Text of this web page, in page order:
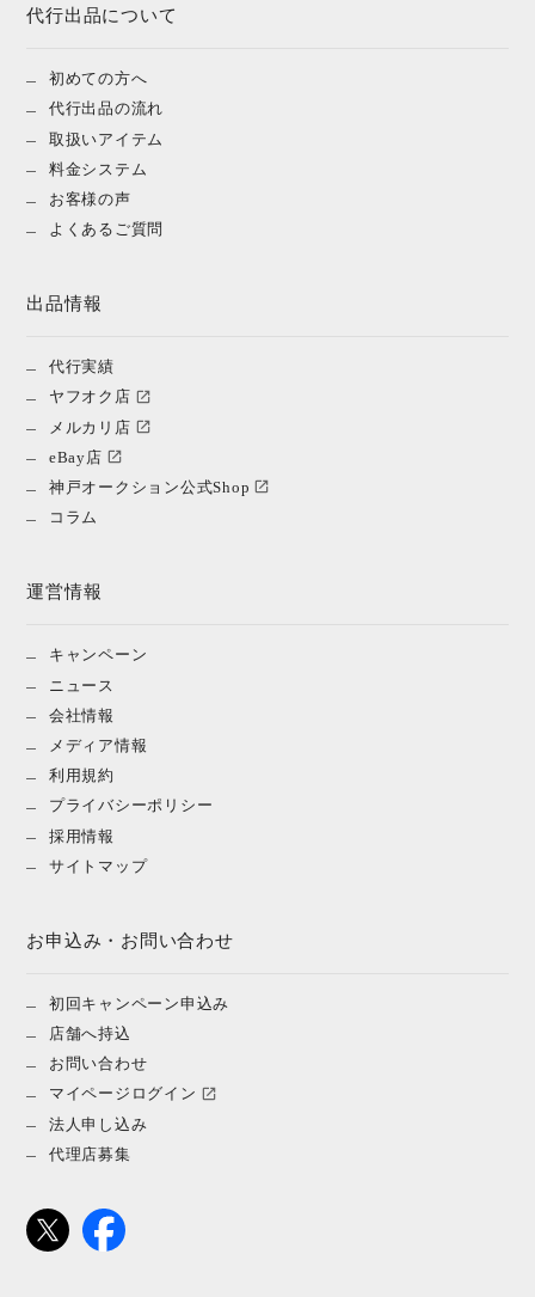
代行出品について
初めての方へ
代行出品の流れ
取扱いアイテム
料金システム
お客様の声
よくあるご質問
出品情報
代行実績
ヤフオク店
メルカリ店
eBay店
神戸オークション公式Shop
コラム
運営情報
キャンペーン
ニュース
会社情報
メディア情報
利用規約
プライバシーポリシー
採用情報
サイトマップ
お申込み・お問い合わせ
初回キャンペーン申込み
店舗へ持込
お問い合わせ
マイページログイン
法人申し込み
代理店募集